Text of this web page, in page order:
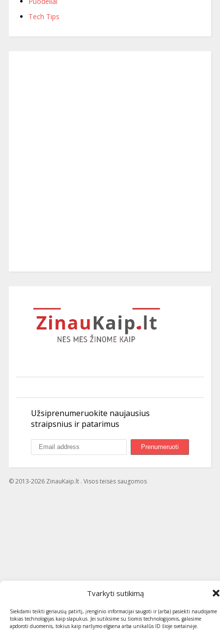
Tvarkyti sutikimą
Siekdami teikti geriausią patirtį, įrenginio informacijai saugoti ir (arba) pasiekti naudojame
tokias technologijas kaip slapukus. Jei sutiksime su šiomis technologijomis, galėsime
apdoroti duomenis, tokius kaip naršymo elgsena arba unikalūs ID šioje svetainėje.
Tech Tips
Užsiprenumeruokite naujausius
straipsnius ir patarimus
© 2013-2026 ZinauKaip.lt . Visos teisės saugomos